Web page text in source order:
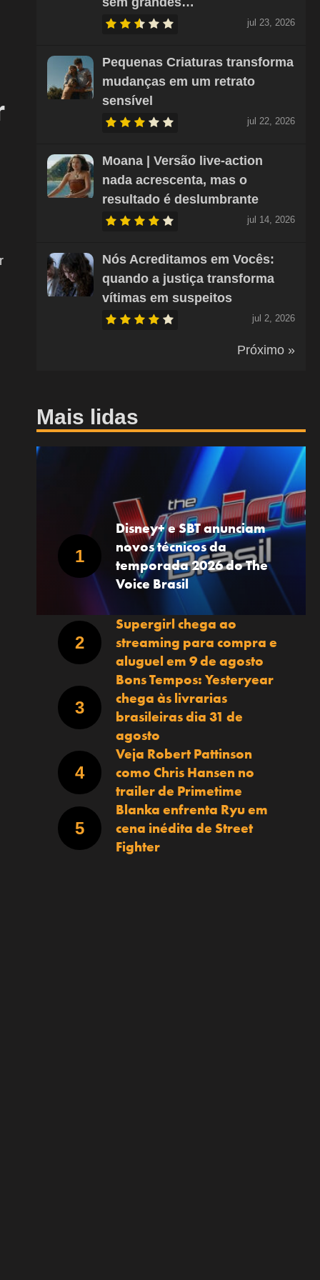
jul 23, 2026
Pequenas Criaturas transforma
mudanças em um retrato
sensível
jul 22, 2026
Moana | Versão live-action
nada acrescenta, mas o
resultado é deslumbrante
jul 14, 2026
Nós Acreditamos em Vocês:
quando a justiça transforma
vítimas em suspeitos
jul 2, 2026
Próximo »
Mais lidas
Disney+ e SBT anunciam
novos técnicos da
temporada 2026 do The
Voice Brasil
Supergirl chega ao
streaming para compra e
aluguel em 9 de agosto
Bons Tempos: Yesteryear
chega às livrarias
brasileiras dia 31 de
agosto
Veja Robert Pattinson
como Chris Hansen no
trailer de Primetime
Blanka enfrenta Ryu em
cena inédita de Street
Fighter